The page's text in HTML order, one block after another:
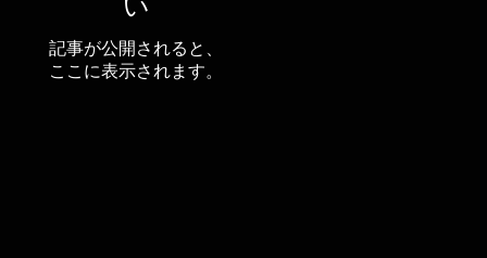
い
記事が公開されると、
ここに表示されます。